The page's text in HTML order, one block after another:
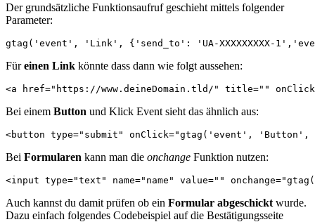
Der grundsätzliche Funktionsaufruf geschieht mittels folgender
Parameter:
Füreinen Link könnte dass dann wie folgt aussehen:
Bei einem Button und Klick Event sieht das ähnlich aus:
Bei Formularen kann man die onchange Funktion nutzen:
Auch kannst du damit prüfen ob ein Formular abgeschickt wurde.
Dazu einfach folgendes Codebeispiel auf die Bestätigungsseite